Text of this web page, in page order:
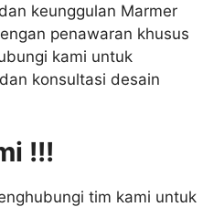
keunggulan Marmer
penawaran khusus
kami untuk
konsultasi desain
!!!
tim kami untuk